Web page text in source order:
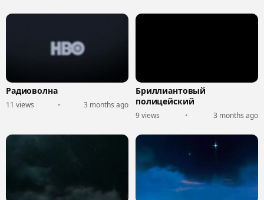
Радиоволна
11 views • 3 months ago
Бриллиантовый
полицейский
9 views • 3 months ago